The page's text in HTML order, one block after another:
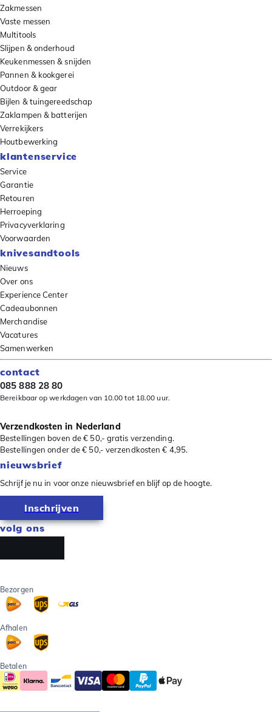
Zakmessen
Vaste messen
Multitools
Slijpen & onderhoud
Keukenmessen & snijden
Pannen & kookgerei
Outdoor & gear
Bijlen & tuingereedschap
Zaklampen & batterijen
Verrekijkers
Houtbewerking
klantenservice
Service
Garantie
Retouren
Herroeping
Privacyverklaring
Voorwaarden
knivesandtools
Nieuws
Over ons
Experience Center
Cadeaubonnen
Merchandise
Vacatures
Samenwerken
contact
085 888 28 80
Bereikbaar op werkdagen van 10.00 tot 18.00 uur.
Verzendkosten in Nederland
Bestellingen boven de € 50,- gratis verzending.
Bestellingen onder de € 50,- verzendkosten € 4,95.
nieuwsbrief
Schrijf je nu in voor onze nieuwsbrief en blijf op de hoogte.
Inschrijven
volg ons
Bezorgen
Afhalen
Betalen